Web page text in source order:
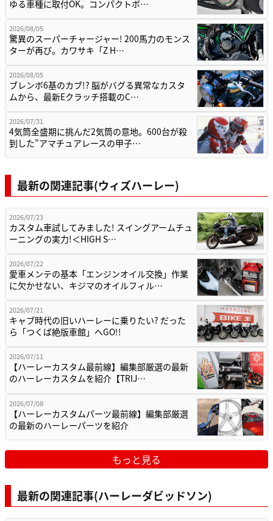
ゆる車種に取付OK。コンパクトボ…
2026/08/05
驚異のスーパーチャージャー! 200馬力のモンス
ターが再び。カワサキ「Z H…
2026/08/05
ブレンボ6基のカブ!? 脳がバグる異常なカスタ
ムから、最新Eクラッチ搭載のC…
2026/07/31
4気筒全盛期に挑んだ2気筒の意地。600台が殺
到した”アマチュアレースの甲子…
最新の関連記事(ウィズハーレー)
2026/07/23
カスタム車試してみました! スイングアームチュ
ーニングの実力!＜HIGH S…
2026/07/22
愛車メンテの基本「エンジンオイル交換」作業
に欠かせない、キジマのオイルフィル…
2026/07/21
キャブ時代の旧いハーレーに乗りたい? だった
ら「つくば絶版車館」へGO!!
2026/07/11
【ハーレーカスタム最前線】編集部厳選の最新
のハーレーカスタムを紹介【TRIJ…
2026/07/08
【ハーレーカスタムパーツ最前線】編集部厳選
の最新のハーレーパーツを紹介
もっと見る
最新の関連記事(ハーレーダビッドソン)